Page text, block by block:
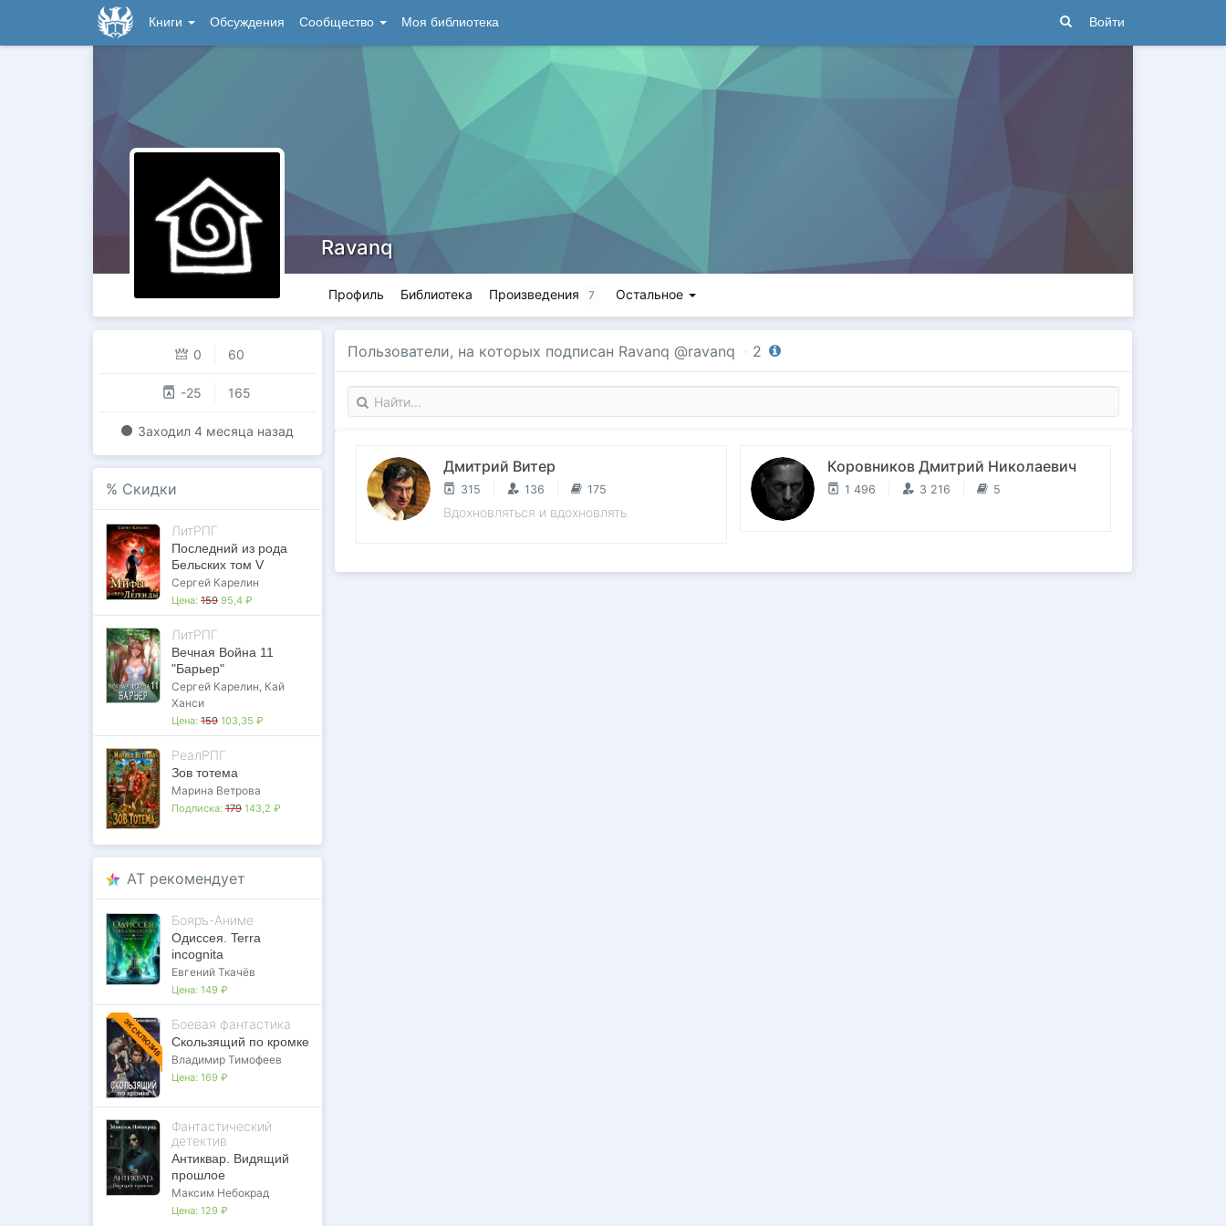
Книги Обсуждения Сообщество Моя библиотека Войти
Ravanq
Профиль Библиотека Произведения 7 Остальное
0 60
-25 165
Заходил 4 месяца назад
% Скидки
ЛитРПГ
Последний из рода
Бельских том V
Сергей Карелин
Цена: 159 95,4 ₽
ЛитРПГ
Вечная Война 11
"Барьер"
Сергей Карелин, Кай
Ханси
Цена: 159 103,35 ₽
РеалРПГ
Зов тотема
Марина Ветрова
Подписка: 179 143,2 ₽
AT рекомендует
Бояръ-Аниме
Одиссея. Terra
incognita
Евгений Ткачёв
Цена: 149 ₽
ЭКСКЛЮЗИВ Боевая фантастика
Скользящий по кромке
Владимир Тимофеев
Цена: 169 ₽
Фантастический
детектив
Антиквар. Видящий
прошлое
Максим Небокрад
Цена: 129 ₽
Пользователи, на которых подписан Ravanq @ravanq · 2
Дмитрий Витер
315 136 175
Вдохновляться и вдохновлять
Коровников Дмитрий Николаевич
1 496 3 216 5